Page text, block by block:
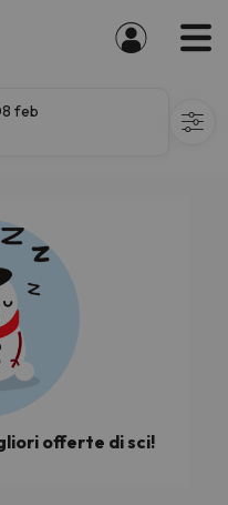
feb
offerte di sci!